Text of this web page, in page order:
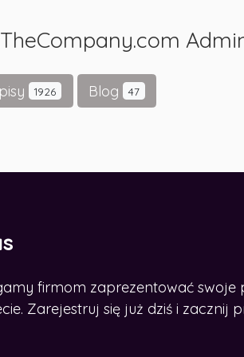
1926 Blog 47
firmom zaprezentować swoje
Zarejestruj się już dziś i zacznij
BIZNES W
e-book